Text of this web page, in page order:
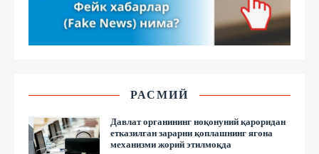
РАСМИЙ
Давлат органининг ноқонуний қароридан
етказилган зарарни қоплашнинг ягона
механизми жорий этилмоқда